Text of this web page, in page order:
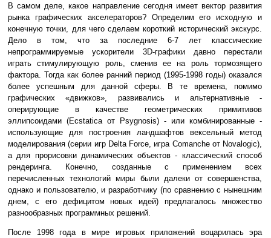
В самом деле, какое направление сегодня имеет вектор развития
рынка графических акселераторов? Определим его исходную и
конечную точки, для чего сделаем короткий исторический экскурс.
Дело в том, что за последние 6-7 лет классические
непрограммируемые ускорители 3D-графики давно перестали
играть стимулирующую роль, сменив ее на роль тормозящего
фактора. Тогда как более ранний период (1995-1998 годы) оказался
более успешным для данной сферы. В те времена, помимо
графических «движков», развивались и альтернативные -
оперирующие в качестве геометрических примитивов
эллипсоидами (Ecstatica от Psygnosis) - или комбинированные -
использующие для построения ландшафтов вексельный метод
моделирования (серии игр Delta Force, игра Соmanche от Novalogic),
а для прорисовки динамических объектов - классический способ
рендеринга. Конечно, созданные с применением всех
перечисленных технологий миры были далеки от совершенства,
однако и пользователю, и разработчику (по сравнению с нынешним
днем, с его дефицитом новых идей) предлагалось множество
разнообразных программных решений.
После 1998 года в мире игровых приложений воцарилась эра